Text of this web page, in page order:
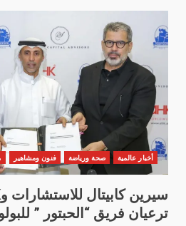
أخبار عالمية صحة ورياضة فنون ومشاهير
ترعيان فريق “الحبتور ”